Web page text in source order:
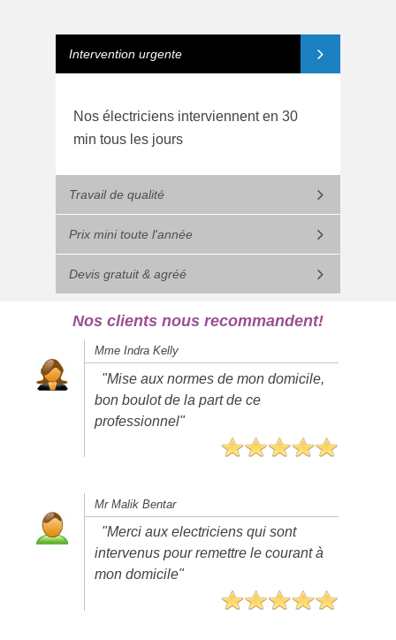
Intervention urgente
Nos électriciens interviennent en 30
min tous les jours
Travail de qualité
Prix mini toute l'année
Devis gratuit & agréé
Nos clients nous recommandent!
Mme Indra Kelly
"Mise aux normes de mon domicile,
bon boulot de la part de ce
professionnel"
Mr Malik Bentar
"Merci aux electriciens qui sont
intervenus pour remettre le courant à
mon domicile"